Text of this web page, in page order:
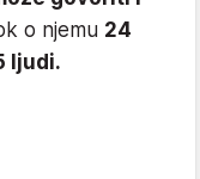
o njemu 24
ljudi.